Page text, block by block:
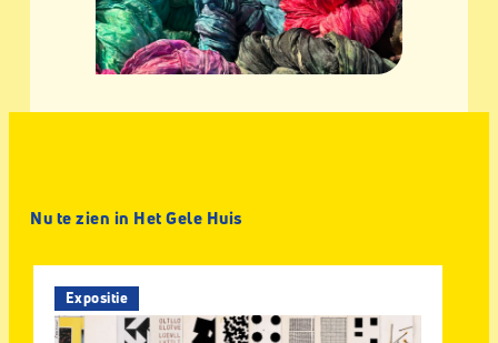
Nu te zien in Het Gele Huis
Expositie